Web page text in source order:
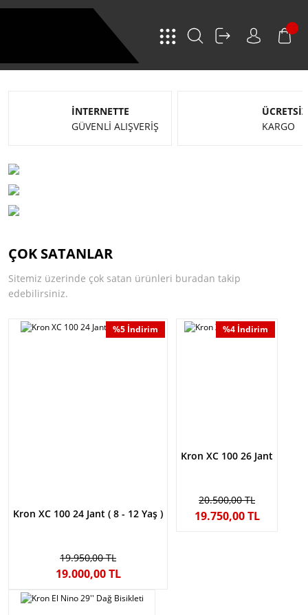
İNTERNETTE
GÜVENLİ ALIŞVERİŞ
ÜCRETSİZ
KARGO
ÇOK SATANLAR
Sitemiz üzerinde çok satan ürünleri buradan takip
edebilirsiniz.
%5 İndirim
Kron XC 100 24 Jant ( 8 - 12 Yaş )
19.950,00 TL
19.000,00 TL
%4 İndirim
Kron XC 100 26 Jant
20.500,00 TL
19.750,00 TL